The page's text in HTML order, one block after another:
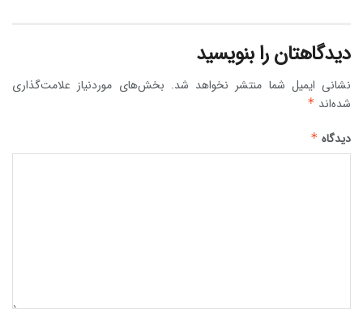
دیدگاهتان را بنویسید
نشانی ایمیل شما منتشر نخواهد شد. بخش‌های موردنیاز علامت‌گذاری
شده‌اند *
دیدگاه *